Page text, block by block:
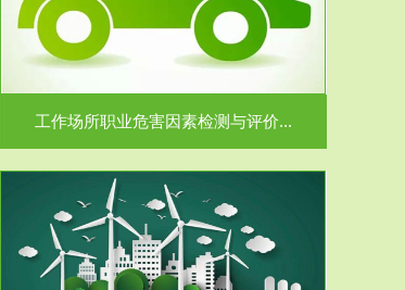
工作场所职业危害因素检测与评价...